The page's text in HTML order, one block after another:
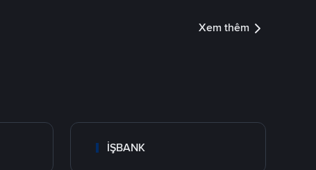
Xem thêm
İŞBANK